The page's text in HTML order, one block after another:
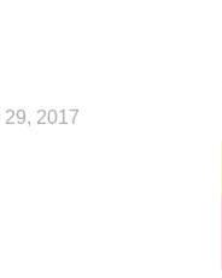
29, 2017